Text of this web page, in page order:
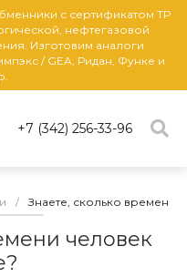
с сертификатом ТР
нефтегазовой
Изготовим аналоги
/ GEA, Ридан, Функе и
+7 (342) 256-33-96
/ Знаете, сколько времени
человек